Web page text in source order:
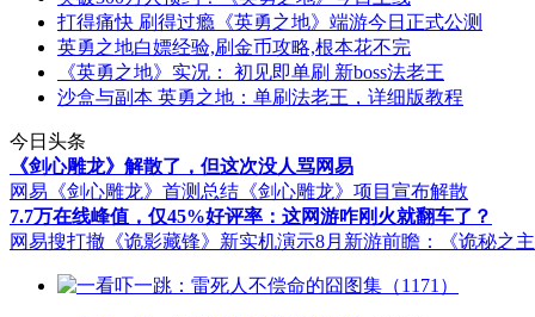
打得痛快 刷得过瘾《英勇之地》端游今日正式公测
英勇之地白嫖经验,刷金币攻略,根本花不完
《英勇之地》实况： 初见即单刷 新boss法老王
沙盒与副本 英勇之地：单刷法老王，详细版教程
今日头条
《剑心雕龙》解散了，但这次没人骂网易
网易《剑心雕龙》首测总结 《剑心雕龙》项目宣布解散
7.7万在线峰值，仅45%好评率：这网游咋刚火就翻车了？
网易搜打撤《诡影藏锋》新实机演示8月新游前瞻：《诡秘之